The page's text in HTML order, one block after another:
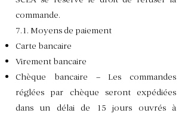
commande.
7.1. Moyens de paiement
Carte bancaire
Virement bancaire
Chèque bancaire – Les commandes
réglées par chèque seront expédiées
dans un délai de 15 jours ouvrés à